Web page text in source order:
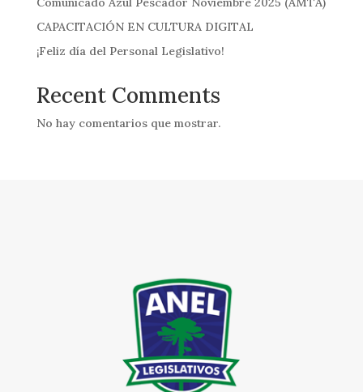
CAPACITACIÓN EN CULTURA DIGITAL
¡Feliz día del Personal Legislativo!
Recent Comments
No hay comentarios que mostrar.